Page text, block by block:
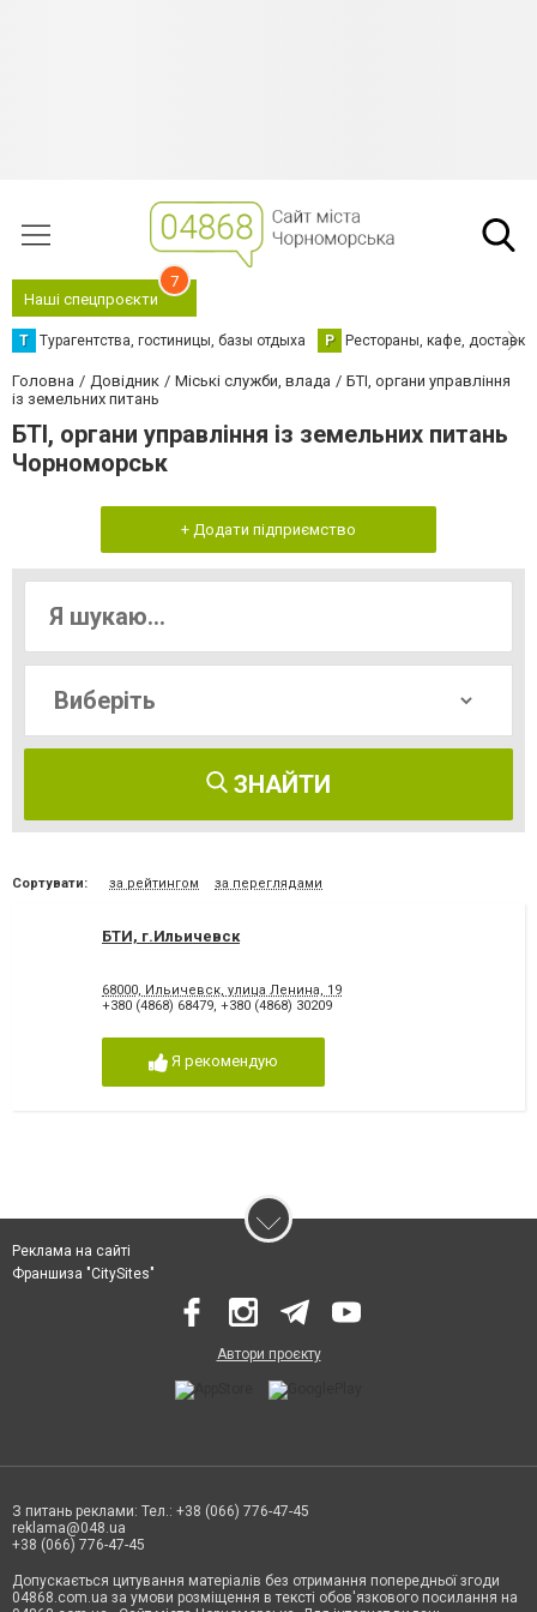
Наші спецпроєкти
7
Т Турагентства, гостиницы, базы отдыха Р Рестораны, кафе,
Головна Довідник Міські служби, влада
БТІ, органи управління
із земельних питань
БТІ, органи управління із земельних питань
Чорноморськ
+ Додати підприємство
ЗНАЙТИ
Сортувати: за рейтингом за переглядами
БТИ, г.Ильичевск
68000, Ильичевск, улица Ленина, 19
+380 (4868) 68479, +380 (4868) 30209
Я рекомендую
Реклама на сайті
Франшиза "CitySites"
Автори проєкту
З питань реклами: Тел.: +38 (066) 776-47-45
reklama@048.ua
+38 (066) 776-47-45
Допускається цитування матеріалів без отримання попередньої згоди
04868.com.ua за умови розміщення в тексті обов'язкового посилання на